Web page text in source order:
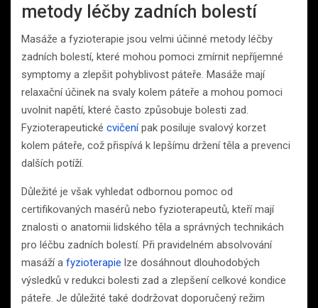
metody léčby zadních bolestí
Masáže a fyzioterapie jsou velmi účinné metody léčby
zadních bolestí, které mohou pomoci zmírnit nepříjemné
symptomy a zlepšit pohyblivost páteře. Masáže mají
relaxační účinek na svaly kolem páteře a mohou pomoci
uvolnit napětí, které často způsobuje bolesti zad.
Fyzioterapeutické cvičenípak posiluje svalový korzet
kolem páteře, což přispívá k lepšímu držení těla a prevenci
dalších potíží.
Důležité je však vyhledat odbornou pomoc od
certifikovaných masérů nebo fyzioterapeutů, kteří mají
znalosti o anatomii lidského těla a správných technikách
pro léčbu zadních bolestí. Při pravidelném absolvování
masáží a fyzioterapie lze dosáhnout dlouhodobých
výsledků v redukci bolesti zad a zlepšení celkové kondice
páteře. Je důležité také dodržovat doporučený režim